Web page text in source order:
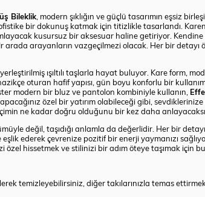
Bileklik, modern şıklığın ve güçlü tasarımın eşsiz
bir dokunuş katmak için titizlikle tasarlandı.
kusursuz bir aksesuar haline getiriyor.
arayanların vazgeçilmezi olacak. Her bir detayı
ışıltılı taşlarla hayat buluyor. Kare form,
oturan hafif yapısı, gün boyu konforlu bir
modern bir bluz ve pantolon kombiniyle kullanın,
özel bir yatırım olabileceği gibi,
ne kadar doğru olduğunu bir kez daha
değil, taşıdığı anlamla da değerlidir. Her bir
ederek çevrenize pozitif bir enerji yaymanızı
hissetmek ve stilinizi bir adım öteye taşımak için
temizleyebilirsiniz, diğer takılarınızla temas